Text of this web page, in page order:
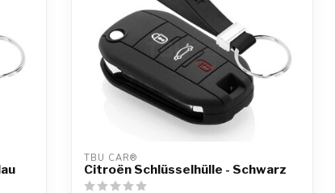
TBU CAR®
Citroën Schlüsselhülle - Schwarz